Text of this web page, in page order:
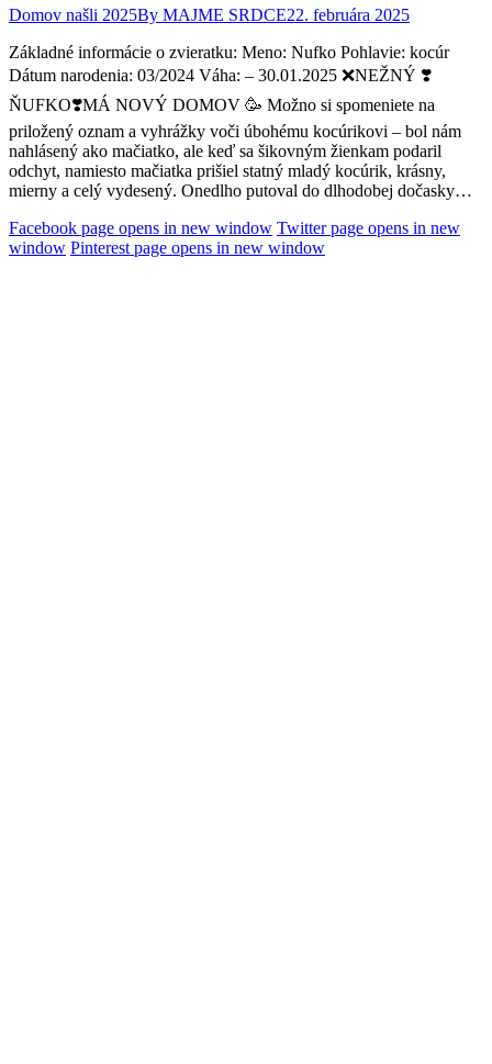
Domov našli 2025By MAJME SRDCE22. februára 2025
Základné informácie o zvieratku: Meno: Nufko Pohlavie: kocúr
Dátum narodenia: 03/2024 Váha: – 30.01.2025 ❌NEŽNÝ ❣️
ŇUFKO❣️MÁ NOVÝ DOMOV 🥳 Možno si spomeniete na
priložený oznam a vyhrážky voči úbohému kocúrikovi – bol nám
nahlásený ako mačiatko, ale keď sa šikovným žienkam podaril
odchyt, namiesto mačiatka prišiel statný mladý kocúrik, krásny,
mierny a celý vydesený. Onedlho putoval do dlhodobej dočasky…
Facebook page opens in new window Twitter page opens in new
window Pinterest page opens in new window